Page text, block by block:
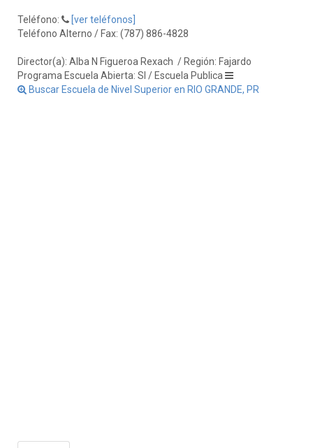
Teléfono:
[ver teléfonos]
Teléfono Alterno / Fax: (787) 886-4828
Director(a): Alba N Figueroa Rexach / Región: Fajardo
Programa Escuela Abierta: SI / Escuela Publica
Buscar Escuela de Nivel Superior en RIO GRANDE, PR